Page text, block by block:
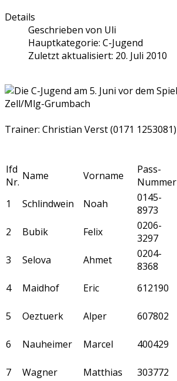
Details
Geschrieben von Uli
Hauptkategorie: C-Jugend
Zuletzt aktualisiert: 20. Juli 2010
Trainer: Christian Verst (0171 1253081)
Ifd
Nr. Name Vorname
Pass-
Nummer
1 Schlindwein Noah
0145-
8973
2
Bubik Felix
0206-
3297
3
Selova Ahmet
0204-
8368
4
Maidhof Eric 612190
5
Oeztuerk Alper 607802
6
Nauheimer Marcel 400429
7
Wagner Matthias 303772